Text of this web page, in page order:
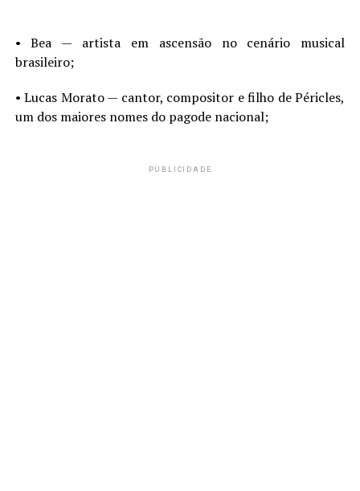
•⁠ ⁠Bea — artista em ascensão no cenário musical
brasileiro;
•⁠ ⁠Lucas Morato — cantor, compositor e filho de Péricles,
um dos maiores nomes do pagode nacional;
PUBLICIDADE